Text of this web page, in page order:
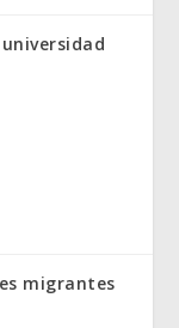
migrantes